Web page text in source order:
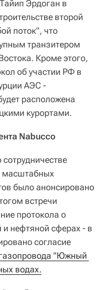
Эрдоган в
второй
поток", что
транзитером
Кроме этого,
об участии РФ в
АЭС -
расположена
курортами.
Nabucco
масштабных
было анонсировано
встречи
протокола о
и нефтяной сферах - в
согласие
газопровода "Южный
водах.